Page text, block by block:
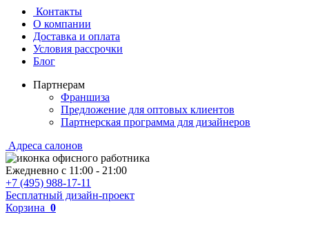
Контакты
О компании
Доставка и оплата
Условия рассрочки
Блог
Партнерам
Франшиза
Предложение для оптовых клиентов
Партнерская программа для дизайнеров
Адреса салонов
Ежедневно с 11:00 - 21:00
+7 (495) 988-17-11
Бесплатный дизайн-проект
Корзина 0